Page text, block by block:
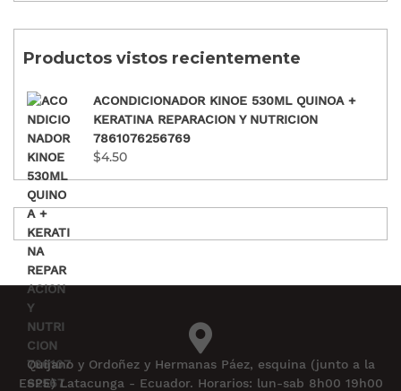
Productos vistos recientemente
ACONDICIONADOR KINOE 530ML QUINOA +
KERATINA REPARACION Y NUTRICION
7861076256769
$4.50
Quijano y Ordoñez y Hermanas Páez, esquina (junto a la
ESPE) Latacunga - Ecuador. Horarios: lun-sab 8h00 19h00